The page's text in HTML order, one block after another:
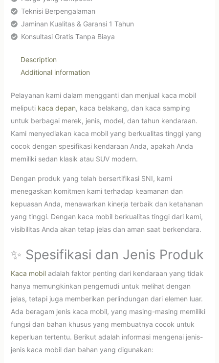
Teknisi Berpengalaman
Jaminan Kualitas & Garansi 1 Tahun
Konsultasi Gratis Tanpa Biaya
Description
Additional information
Pelayanan kami dalam mengganti dan menjual kaca mobil
meliputi kaca depan, kaca belakang, dan kaca samping
untuk berbagai merek, jenis, model, dan tahun kendaraan.
Kami menyediakan kaca mobil yang berkualitas tinggi yang
cocok dengan spesifikasi kendaraan Anda, apakah Anda
memiliki sedan klasik atau SUV modern.
Dengan produk yang telah bersertifikasi SNI, kami
menegaskan komitmen kami terhadap keamanan dan
kepuasan Anda, menawarkan kinerja terbaik dan ketahanan
yang tinggi. Dengan kaca mobil berkualitas tinggi dari kami,
visibilitas Anda akan tetap jelas dan aman saat berkendara.
✨ Spesifikasi dan Jenis Produk
Kaca mobiladalah faktor penting dari kendaraan yang tidak
hanya memungkinkan pengemudi untuk melihat dengan
jelas, tetapi juga memberikan perlindungan dari elemen luar.
Ada beragam jenis kaca mobil, yang masing-masing memiliki
fungsi dan bahan khusus yang membuatnya cocok untuk
keperluan tertentu. Berikut adalah informasi mengenai jenis-
jenis kaca mobil dan bahan yang digunakan: